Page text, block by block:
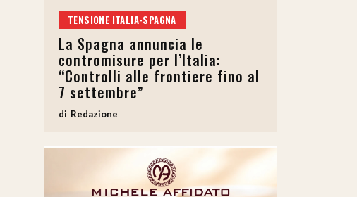
TENSIONE ITALIA-SPAGNA
La Spagna annuncia le
contromisure per l’Italia:
“Controlli alle frontiere fino al
7 settembre”
Redazione